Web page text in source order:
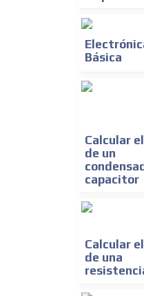
Básica
Calcular
de un
capacitor
Calcular
de una